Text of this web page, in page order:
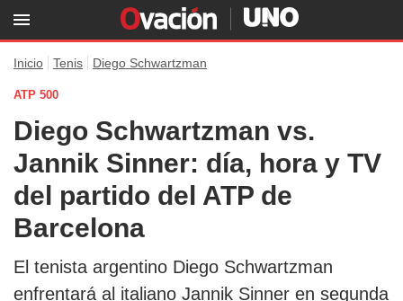
Inicio Tenis Diego Schwartzman
ATP 500
Diego Schwartzman vs.
Jannik Sinner: día, hora y TV
del partido del ATP de
Barcelona
El tenista argentino Diego Schwartzman
enfrentará al italiano Jannik Sinner en segunda